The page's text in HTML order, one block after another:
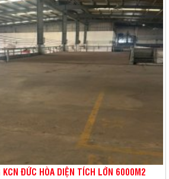
KCN ĐỨC HÒA DIỆN TÍCH LỚN 6000M2